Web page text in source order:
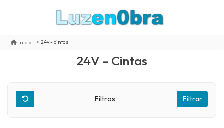
Inicio 24v - cintas
24V - Cintas
Filtros Filtrar